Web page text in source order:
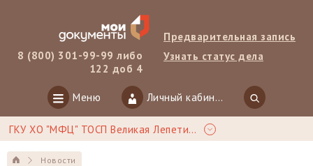
8 (800) 301-99-99 либо
122 доб 4
Предварительная запись
Узнать статус дела
Меню Личный кабинет
ГКУ ХО "МФЦ" ТОСП Великая Лепетиха
Новости